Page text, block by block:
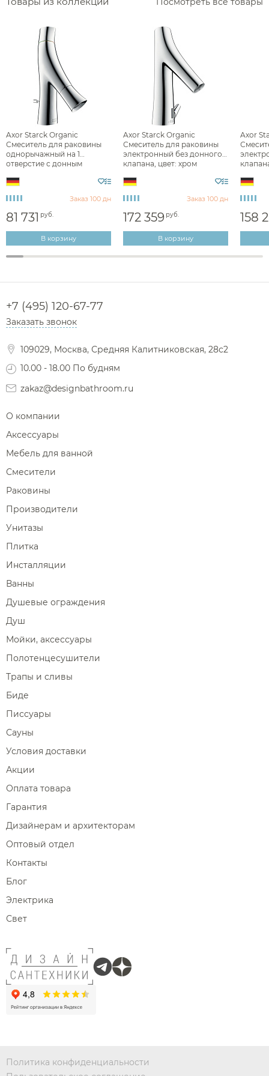
Фены и держатели
Диспенсеры ватных дисков
Axor Starck Organic
Смеситель для раковины
однорычажный на 1
отверстие с донным
12014000
Заказ 100 дн
81 731 руб.
В корзину
Axor Starck Organic
Смеситель для раковины
электронный без донного
клапана, цвет: хром
Заказ 100 дн
172 359 руб.
В корзину
Axor
158
+7 (495) 120-67-77
Заказать звонок
109029, Москва, Средняя Калитниковская, 28с2
10.00 - 18.00 По будням
zakaz@designbathroom.ru
О компании
Аксессуары
Мебель для ванной
Смесители
Раковины
Производители
Унитазы
Плитка
Инсталляции
Ванны
Душевые ограждения
Душ
Мойки, аксессуары
Полотенцесушители
Трапы и сливы
Биде
Писсуары
Сауны
Условия доставки
Акции
Оплата товара
Гарантия
Дизайнерам и архитекторам
Оптовый отдел
Контакты
Блог
Электрика
Свет
Политика конфиденциальности